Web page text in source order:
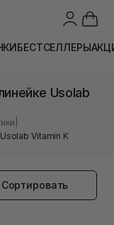
БЕСТСЕЛЛЕРЫ
Usolab
Vitamin K
Сортировать